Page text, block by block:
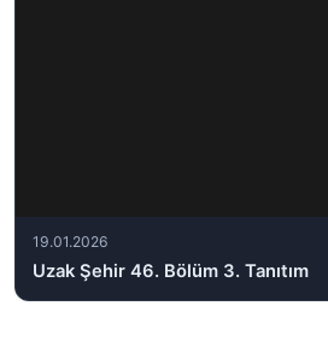
19.01.2026
Uzak Şehir 46. Bölüm 3. Tanıtım